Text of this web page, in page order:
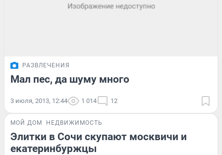
РАЗВЛЕЧЕНИЯ
Мал пес, да шуму много
3 июля, 2013, 12:44 1 014 12
МОЙ ДОМ НЕДВИЖИМОСТЬ
Элитки в Сочи скупают москвичи и
екатеринбуржцы